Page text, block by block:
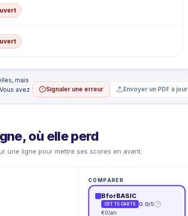
mais
avez
Signaler une erreur Envoyer un PDF à jour
où elle perd
une ligne pour mettre ses scores en avant.
COMPARER
BforBASIC
CETTE CARTE 0.0/5 ?
€0/an